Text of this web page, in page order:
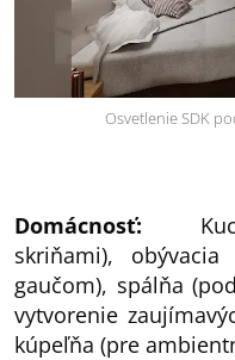
Osvetlenie SDK
Domácnosť:
skriňami),
gaučom), spálňa
vytvorenie
kúpeľňa (pre